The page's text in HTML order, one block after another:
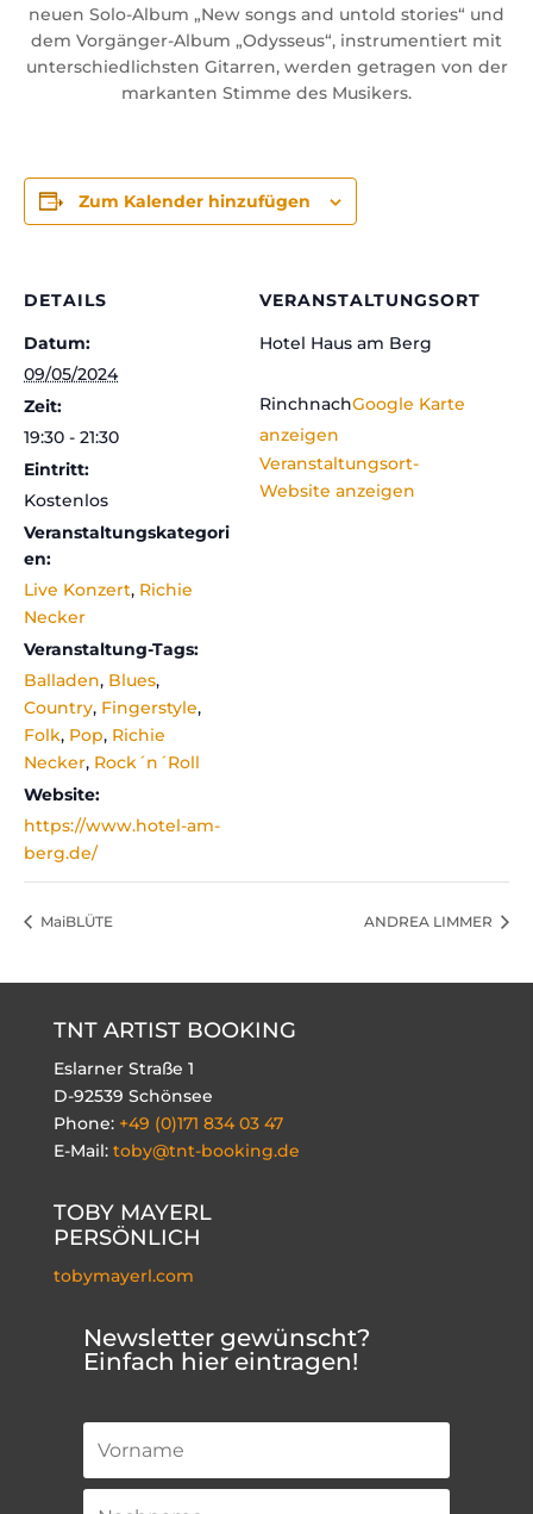
neuen Solo-Album „New songs and untold stories“ und
dem Vorgänger-Album „Odysseus“, instrumentiert mit
unterschiedlichsten Gitarren, werden getragen von der
markanten Stimme des Musikers.
Zum Kalender hinzufügen
DETAILS
Datum:
09/05/2024
Zeit:
19:30 - 21:30
Eintritt:
Kostenlos
Veranstaltungskategori
en:
Live Konzert, Richie
Necker
Veranstaltung-Tags:
Balladen, Blues,
Country, Fingerstyle,
Folk, Pop, Richie
Necker, Rock´n´Roll
Website:
https://www.hotel-am-
berg.de/
VERANSTALTUNGSORT
Hotel Haus am Berg
Rinchnach​Google Karte
anzeigen
Veranstaltungsort-
Website anzeigen
MaiBLÜTE ANDREA LIMMER
TNT ARTIST BOOKING
Eslarner Straße 1
D-92539 Schönsee
Phone: +49 (0)171 834 03 47
E-Mail: toby@tnt-booking.de
TOBY MAYERL
PERSÖNLICH
tobymayerl.com
Newsletter gewünscht?
Einfach hier eintragen!